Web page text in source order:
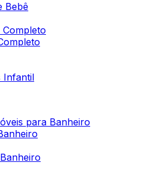
Bebê
Infantil
para Banheiro